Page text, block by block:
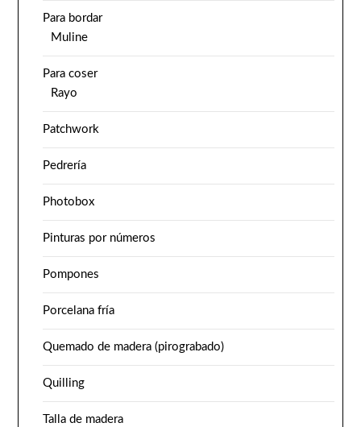
Para bordar
Muline
Para coser
Rayo
Patchwork
Pedrería
Photobox
Pinturas por números
Pompones
Porcelana fría
Quemado de madera (pirograbado)
Quilling
Talla de madera